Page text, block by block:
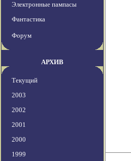
Электронные пампасы
Фантастика
Форум
АРХИВ
Текущий
2003
2002
2001
2000
1999